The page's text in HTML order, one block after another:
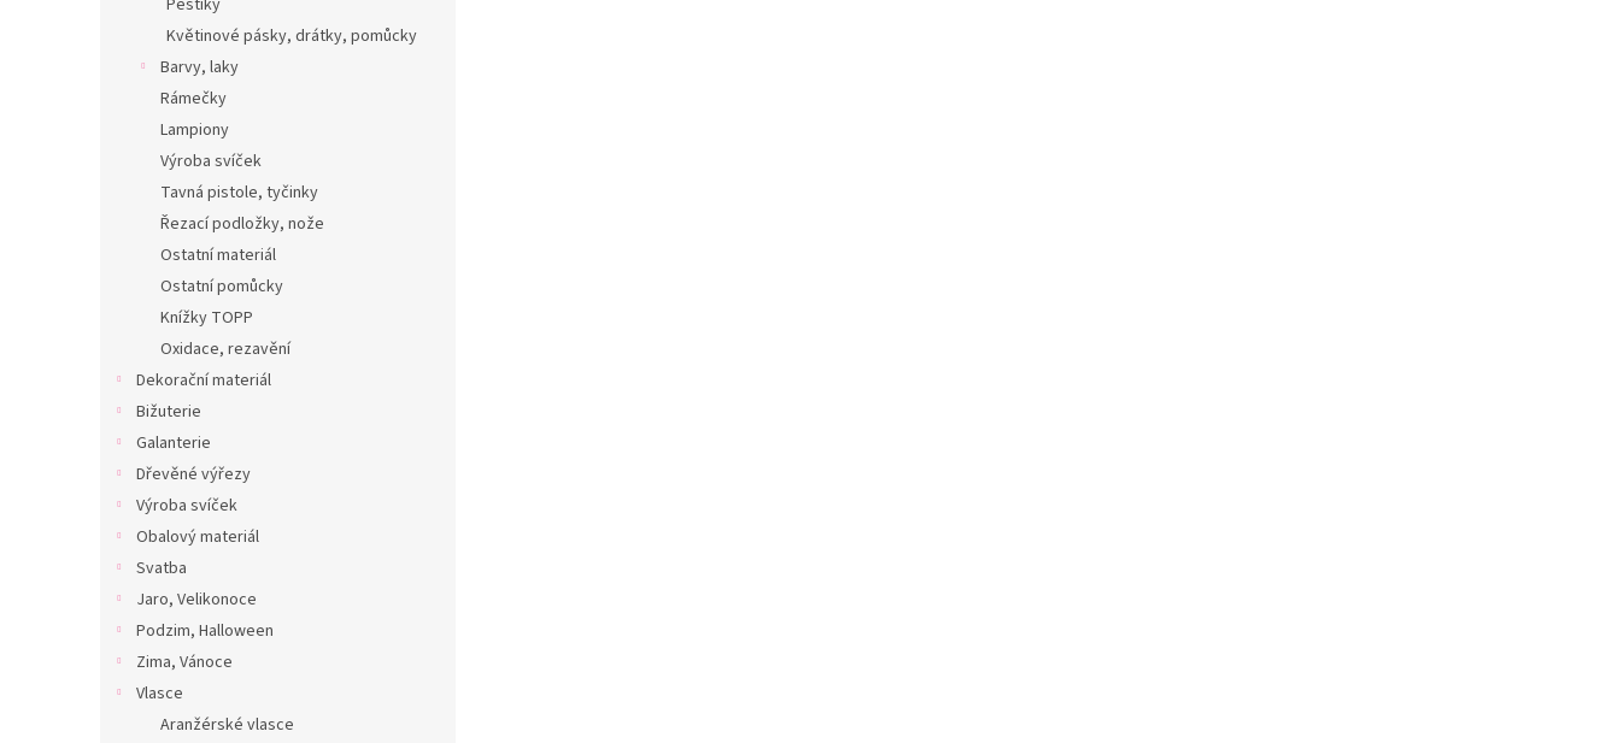
Pestíky
Květinové pásky, drátky, pomůcky
Barvy, laky
Rámečky
Lampiony
Výroba svíček
Tavná pistole, tyčinky
Řezací podložky, nože
Ostatní materiál
Ostatní pomůcky
Knížky TOPP
Oxidace, rezavění
Dekorační materiál
Bižuterie
Galanterie
Dřevěné výřezy
Výroba svíček
Obalový materiál
Svatba
Jaro, Velikonoce
Podzim, Halloween
Zima, Vánoce
Vlasce
Aranžérské vlasce